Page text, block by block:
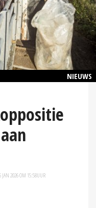
NIEUWS
JAN 2026 OM 15:58UUR